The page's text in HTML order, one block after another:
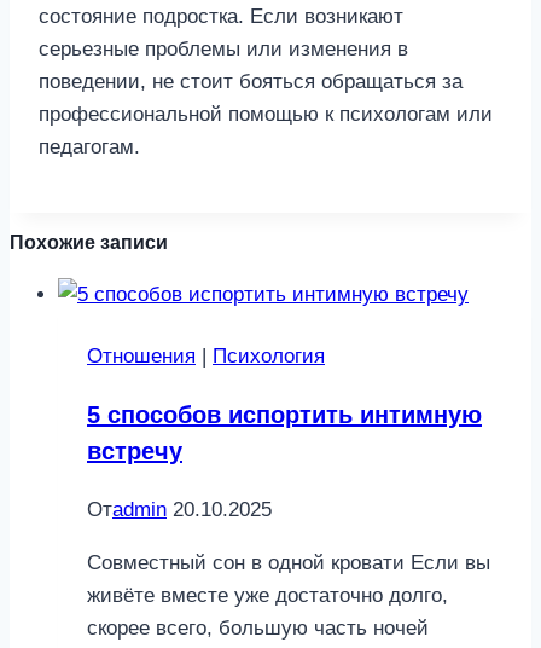
состояние подростка. Если возникают
серьезные проблемы или изменения в
поведении, не стоит бояться обращаться за
профессиональной помощью к психологам или
педагогам.
Похожие записи
Отношения Психология
5 способов испортить интимную
встречу
Отadmin 20.10.2025
Совместный сон в одной кровати Если вы
живёте вместе уже достаточно долго,
скорее всего, большую часть ночей